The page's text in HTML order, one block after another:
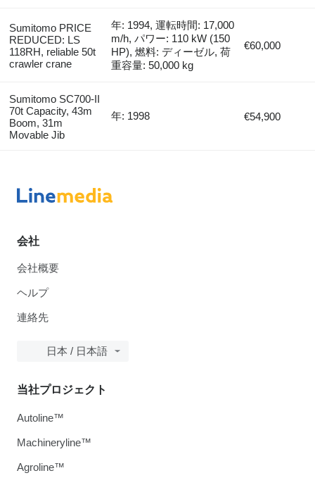
Sumitomo PRICE
REDUCED: LS
118RH, reliable 50t
crawler crane
年: 1994, 運転時間: 17,000
m/h, パワー: 110 kW (150
HP), 燃料: ディーゼル, 荷
重容量: 50,000 kg
€60,000
Sumitomo SC700-II
70t Capacity, 43m
Boom, 31m
Movable Jib
年: 1998 €54,900
会社
会社概要
ヘルプ
連絡先
日本 / 日本語
当社プロジェクト
Autoline™
Machineryline™
Agroline™